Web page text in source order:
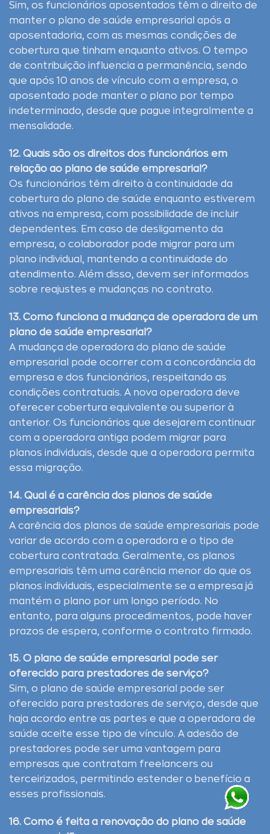
Sim, os funcionários aposentados têm o direito de
manter o plano de saúde empresarial após a
aposentadoria, com as mesmas condições de
cobertura que tinham enquanto ativos. O tempo
de contribuição influencia a permanência, sendo
que após 10 anos de vínculo com a empresa, o
aposentado pode manter o plano por tempo
indeterminado, desde que pague integralmente a
mensalidade.
12. Quais são os direitos dos funcionários em
relação ao plano de saúde empresarial?
Os funcionários têm direito à continuidade da
cobertura do plano de saúde enquanto estiverem
ativos na empresa, com possibilidade de incluir
dependentes. Em caso de desligamento da
empresa, o colaborador pode migrar para um
plano individual, mantendo a continuidade do
atendimento. Além disso, devem ser informados
sobre reajustes e mudanças no contrato.
13. Como funciona a mudança de operadora de um
plano de saúde empresarial?
A mudança de operadora do plano de saúde
empresarial pode ocorrer com a concordância da
empresa e dos funcionários, respeitando as
condições contratuais. A nova operadora deve
oferecer cobertura equivalente ou superior à
anterior. Os funcionários que desejarem continuar
com a operadora antiga podem migrar para
planos individuais, desde que a operadora permita
essa migração.
14. Qual é a carência dos planos de saúde
empresariais?
A carência dos planos de saúde empresariais pode
variar de acordo com a operadora e o tipo de
cobertura contratada. Geralmente, os planos
empresariais têm uma carência menor do que os
planos individuais, especialmente se a empresa já
mantém o plano por um longo período. No
entanto, para alguns procedimentos, pode haver
prazos de espera, conforme o contrato firmado.
15. O plano de saúde empresarial pode ser
oferecido para prestadores de serviço?
Sim, o plano de saúde empresarial pode ser
oferecido para prestadores de serviço, desde que
haja acordo entre as partes e que a operadora de
saúde aceite esse tipo de vínculo. A adesão de
prestadores pode ser uma vantagem para
empresas que contratam freelancers ou
terceirizados, permitindo estender o benefício a
esses profissionais.
16. Como é feita a renovação do plano de saúde